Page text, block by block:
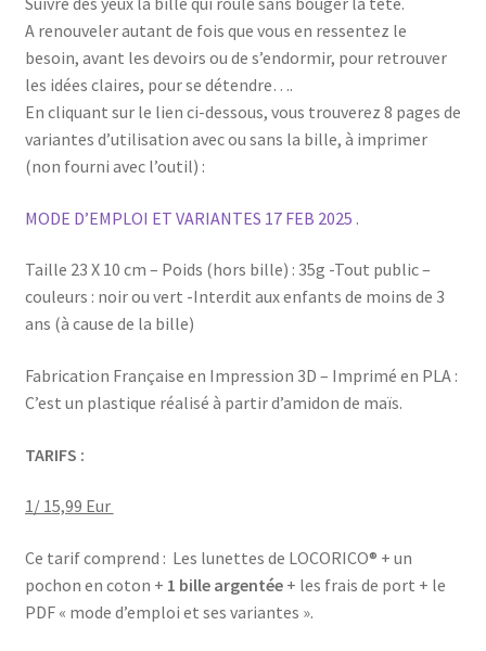
A renouveler autant de fois que vous en ressentez le
besoin, avant les devoirs ou de s’endormir, pour retrouver
les idées claires, pour se détendre….
En cliquant sur le lien ci-dessous, vous trouverez 8 pages de
variantes d’utilisation avec ou sans la bille, à imprimer
(non fourni avec l’outil) :
MODE D’EMPLOI ET VARIANTES 17 FEB 2025 .
Taille 23 X 10 cm – Poids (hors bille) : 35g -Tout public –
couleurs : noir ou vert -Interdit aux enfants de moins de 3
ans (à cause de la bille)
Fabrication Française en Impression 3D – Imprimé en PLA :
C’est un plastique réalisé à partir d’amidon de maïs.
TARIFS :
1/ 15,99 Eur
Ce tarif comprend : Les lunettes de LOCORICO® + un
pochon en coton + 1 bille argentée + les frais de port + le
PDF « mode d’emploi et ses variantes ».